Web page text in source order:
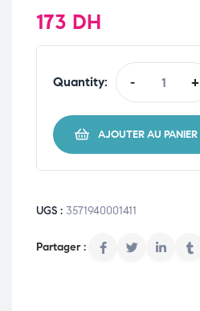
173 DH
Quantity: - +
AJOUTER AU PANIER
UGS : 3571940001411